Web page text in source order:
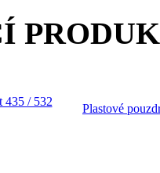
435 / 532
Plastové